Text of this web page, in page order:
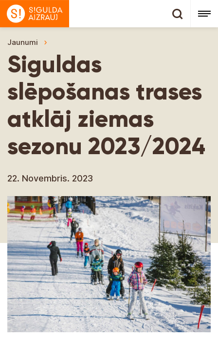
Jaunumi
Siguldas
slēpošanas trases
atklāj ziemas
sezonu 2023/2024
22. Novembris. 2023